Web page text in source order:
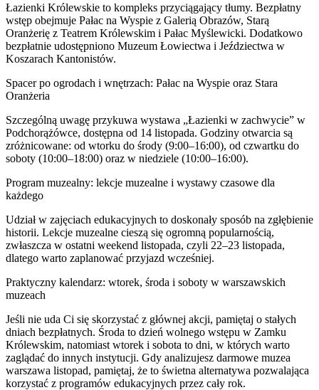
Łazienki Królewskie to kompleks przyciągający tłumy. Bezpłatny
wstęp obejmuje Pałac na Wyspie z Galerią Obrazów, Starą
Oranżerię z Teatrem Królewskim i Pałac Myślewicki. Dodatkowo
bezpłatnie udostępniono Muzeum Łowiectwa i Jeździectwa w
Koszarach Kantonistów.
Spacer po ogrodach i wnętrzach: Pałac na Wyspie oraz Stara
Oranżeria
Szczególną uwagę przykuwa wystawa „Łazienki w zachwycie” w
Podchorążówce, dostępna od 14 listopada. Godziny otwarcia są
zróżnicowane: od wtorku do środy (9:00–16:00), od czwartku do
soboty (10:00–18:00) oraz w niedziele (10:00–16:00).
Program muzealny: lekcje muzealne i wystawy czasowe dla
każdego
Udział w zajęciach edukacyjnych to doskonały sposób na zgłębienie
historii. Lekcje muzealne cieszą się ogromną popularnością,
zwłaszcza w ostatni weekend listopada, czyli 22–23 listopada,
dlatego warto zaplanować przyjazd wcześniej.
Praktyczny kalendarz: wtorek, środa i soboty w warszawskich
muzeach
Jeśli nie uda Ci się skorzystać z głównej akcji, pamiętaj o stałych
dniach bezpłatnych. Środa to dzień wolnego wstępu w Zamku
Królewskim, natomiast wtorek i sobota to dni, w których warto
zaglądać do innych instytucji. Gdy analizujesz darmowe muzea
warszawa listopad, pamiętaj, że to świetna alternatywa pozwalająca
korzystać z programów edukacyjnych przez cały rok.